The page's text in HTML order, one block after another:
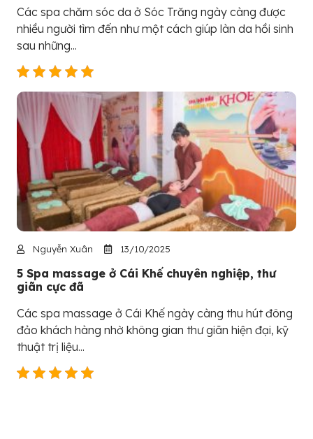
Các spa chăm sóc da ở Sóc Trăng ngày càng được
nhiều người tìm đến như một cách giúp làn da hồi sinh
sau những...
Nguyễn Xuân 13/10/2025
5 Spa massage ở Cái Khế chuyên nghiệp, thư
giãn cực đã
Các spa massage ở Cái Khế ngày càng thu hút đông
đảo khách hàng nhờ không gian thư giãn hiện đại, kỹ
thuật trị liệu...